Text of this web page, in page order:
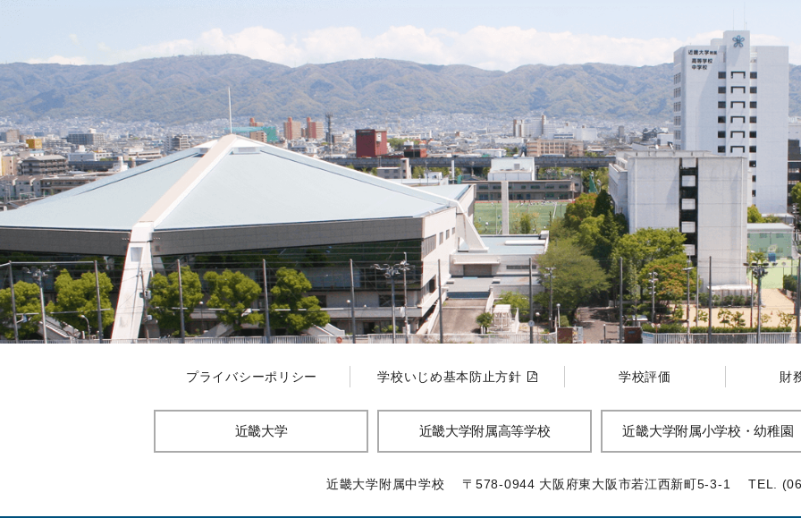
プライバシーポリシー 学校いじめ基本防止方針 学校評価 財
近畿大学 近畿大学附属高等学校 近畿大学附属小学校・幼稚園
近畿大学附属中学校 〒578-0944 大阪府東大阪市若江西新町5-3-1 TEL.